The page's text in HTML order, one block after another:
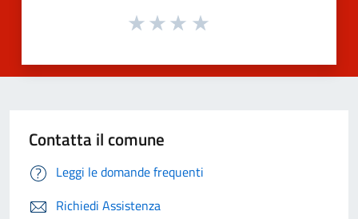
Contatta il comune
Leggi le domande frequenti
Richiedi Assistenza